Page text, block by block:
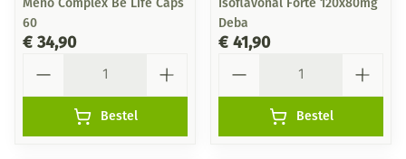
Meno Complex Be Life Caps
60
€ 34,90
Bestel
Isoflavonal Forte 120x80mg
Deba
€ 41,90
Bestel